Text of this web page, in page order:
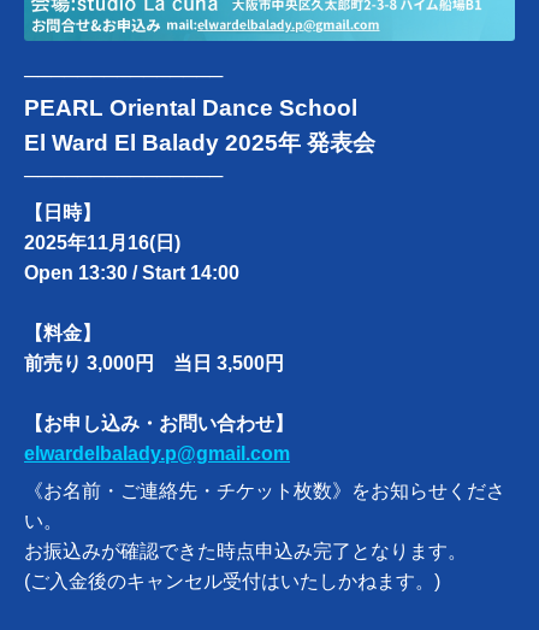
───────────────
PEARL Oriental Dance School
El Ward El Balady 2025年 発表会
───────────────
【日時】
2025年11月16(日)
Open 13:30 / Start 14:00
【料金】
前売り 3,000円 当日 3,500円
【お申し込み・お問い合わせ】
elwardelbalady.p@gmail.com
《お名前・ご連絡先・チケット枚数》をお知らせくださ
い。
お振込みが確認できた時点申込み完了となります。
(ご入金後のキャンセル受付はいたしかねます。)